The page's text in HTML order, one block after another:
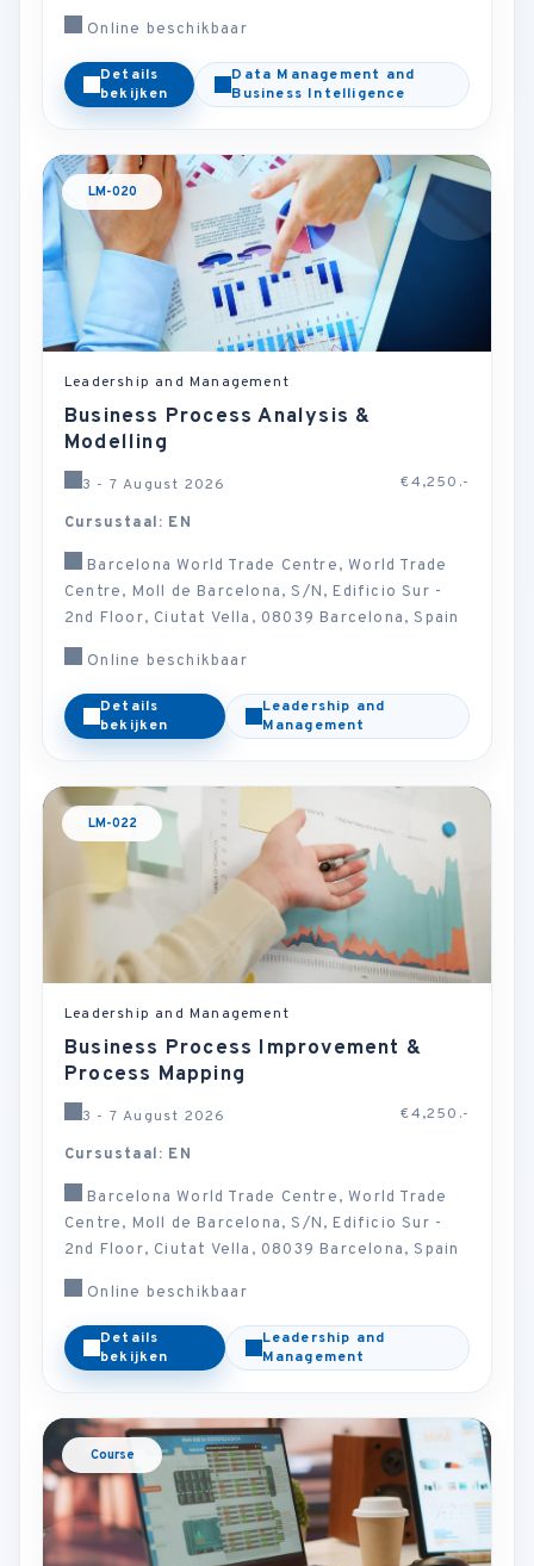
Online beschikbaar
Details
bekijken
Data Management and
Business Intelligence
LM-020
Leadership and Management
Business Process Analysis &
Modelling
3 - 7 August 2026 €4,250.-
Cursustaal: EN
Barcelona World Trade Centre, World Trade
Centre, Moll de Barcelona, S/N, Edificio Sur -
2nd Floor, Ciutat Vella, 08039 Barcelona, Spain
Online beschikbaar
Details
bekijken
Leadership and
Management
LM-022
Leadership and Management
Business Process Improvement &
Process Mapping
3 - 7 August 2026 €4,250.-
Cursustaal: EN
Barcelona World Trade Centre, World Trade
Centre, Moll de Barcelona, S/N, Edificio Sur -
2nd Floor, Ciutat Vella, 08039 Barcelona, Spain
Online beschikbaar
Details
bekijken
Leadership and
Management
Course